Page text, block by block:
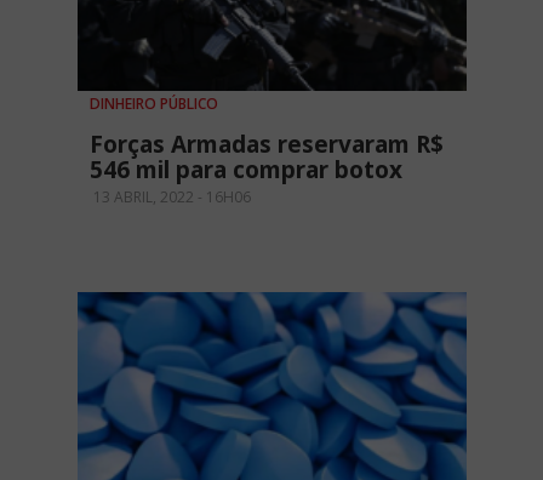
DINHEIRO PÚBLICO
Forças Armadas reservaram R$
546 mil para comprar botox
13 ABRIL, 2022 - 16H06